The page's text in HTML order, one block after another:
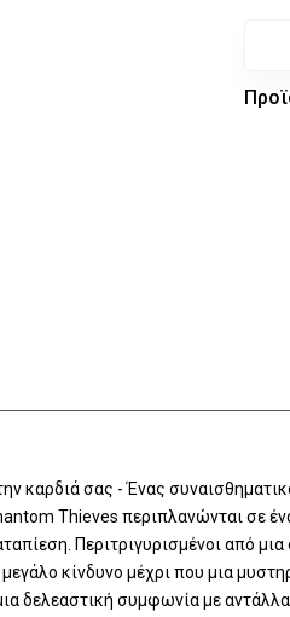
καρδιά σας - Ένας
Thieves περιπλανώνται σε
Περιτριγυρισμένοι από
κίνδυνο μέχρι που μια
δελεαστική συμφωνία με